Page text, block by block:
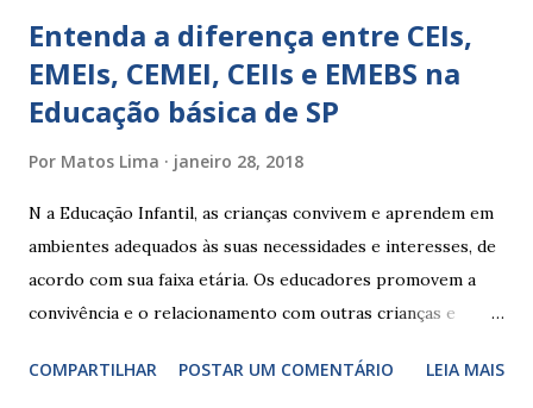
Entenda a diferença entre CEIs,
EMEIs, CEMEI, CEIIs e EMEBS na
Educação básica de SP
Por Matos Lima janeiro 28, 2018
N a Educação Infantil, as crianças convivem e aprendem em
ambientes adequados às suas necessidades e interesses, de
acordo com sua faixa etária. Os educadores promovem a
convivência e o relacionamento com outras crianças e
garantir o direito das crianças a uma educação integral e de
COMPARTILHAR POSTAR UM COMENTÁRIO LEIA MAIS